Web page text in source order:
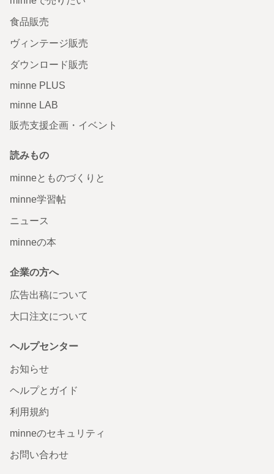
食品販売
ヴィンテージ販売
ダウンロード販売
minne PLUS
minne LAB
販売支援企画・イベント
読みもの
minneとものづくりと
minne学習帖
ニュース
minneの本
企業の方へ
広告出稿について
大口注文について
ヘルプセンター
お知らせ
ヘルプとガイド
利用規約
minneのセキュリティ
お問い合わせ